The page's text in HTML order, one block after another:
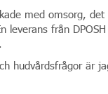
med omsorg,
från
hudvårdsfrågor är